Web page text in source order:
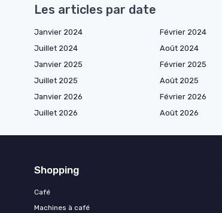
Les articles par date
Janvier 2024 Février 2024
Juillet 2024
Août 2024
Janvier 2025
Février 2025
Juillet 2025
Août 2025
Janvier 2026
Février 2026
Juillet 2026
Août 2026
Shopping
Café
Machines à café